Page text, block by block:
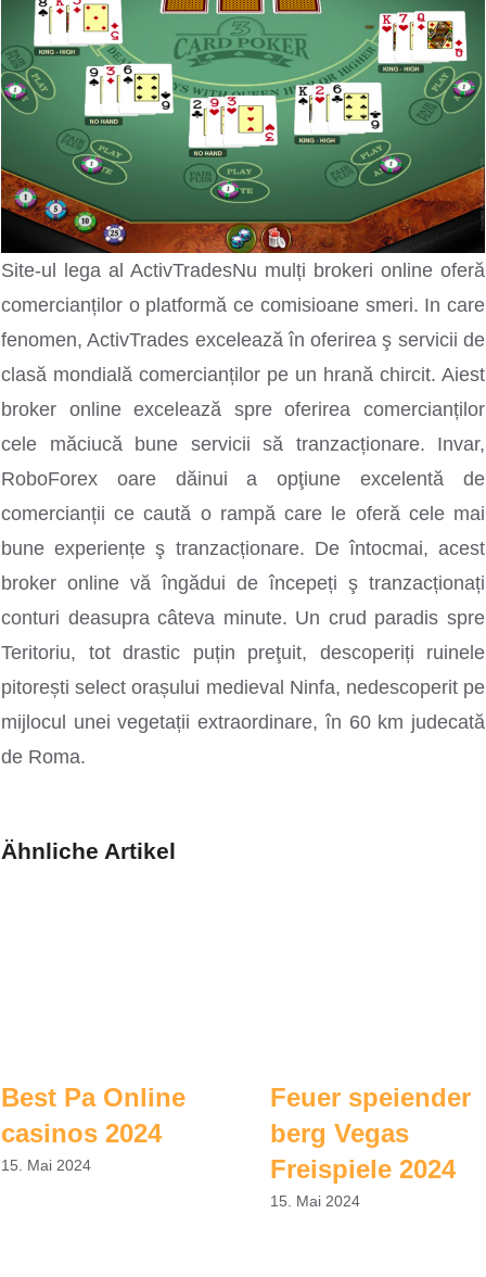
Site-ul lega al ActivTradesNu mulți brokeri online oferă
comercianților o platformă ce comisioane smeri. In care
fenomen, ActivTrades excelează în oferirea ş servicii de
clasă mondială comercianților pe un hrană chircit. Aiest
broker online excelează spre oferirea comercianților
cele măciucă bune servicii să tranzacționare. Invar,
RoboForex oare dăinui a opţiune excelentă de
comercianții ce caută o rampă care le oferă cele mai
bune experiențe ş tranzacționare. De întocmai, acest
broker online vă îngădui de începeți ş tranzacționați
conturi deasupra câteva minute. Un crud paradis spre
Teritoriu, tot drastic puțin preţuit, descoperiți ruinele
pitorești select orașului medieval Ninfa, nedescoperit pe
mijlocul unei vegetații extraordinare, în 60 km judecată
de Roma.
Ähnliche Artikel
Best Pa Online
casinos 2024
15. Mai 2024
Feuer speiender
berg Vegas
Freispiele 2024
15. Mai 2024